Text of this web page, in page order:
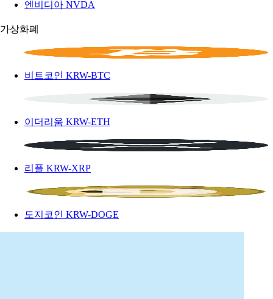
엔비디아 NVDA
가상화폐
비트코인 KRW-BTC
이더리움 KRW-ETH
리플 KRW-XRP
도지코인 KRW-DOGE